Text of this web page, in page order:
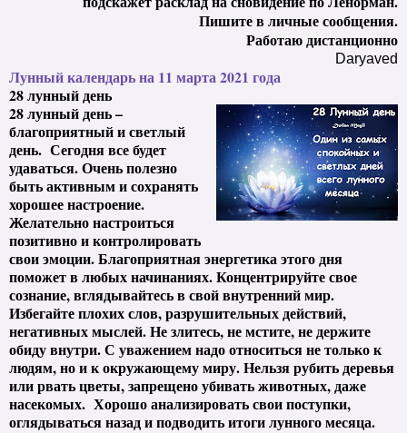
Пишите в личные сообщения.
Работаю дистанционно
Daryaved
Лунный календарь на 11 марта 2021 года
28 лунный день
28 лунный день –
благоприятный и светлый
день. Сегодня все будет
удаваться. Очень полезно
быть активным и сохранять
хорошее настроение.
Желательно настроиться
позитивно и контролировать
свои эмоции. Благоприятная энергетика этого дня
поможет в любых начинаниях. Концентрируйте свое
сознание, вглядывайтесь в свой внутренний мир.
Избегайте плохих слов, разрушительных действий,
негативных мыслей. Не злитесь, не мстите, не держите
обиду внутри. С уважением надо относиться не только к
людям, но и к окружающему миру. Нельзя рубить деревья
или рвать цветы, запрещено убивать животных, даже
насекомых. Хорошо анализировать свои поступки,
оглядываться назад и подводить итоги лунного месяца.